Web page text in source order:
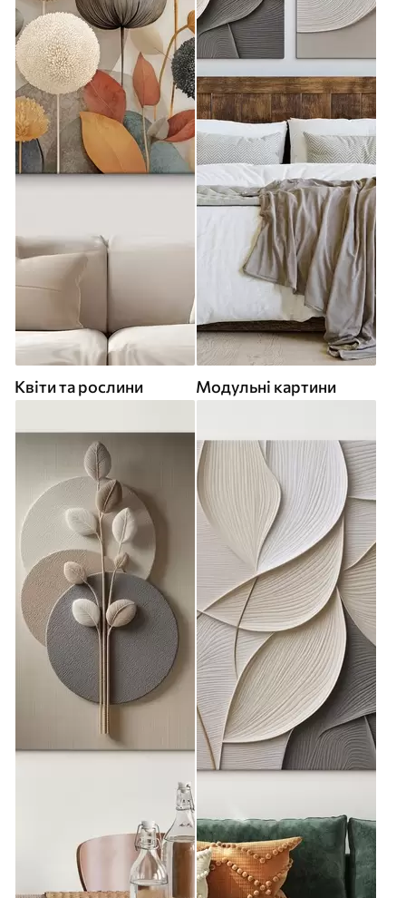
Квіти та рослини Модульні картини